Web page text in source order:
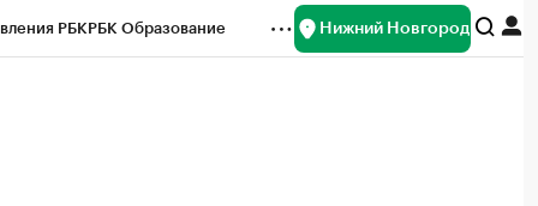
РБКРБК Образование Нижний Новгород